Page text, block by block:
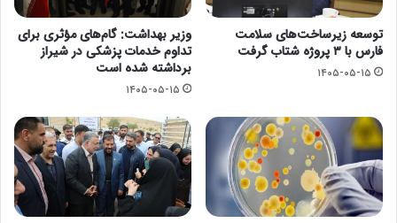
توسعه زیرساخت‌های سلامت
فارس با ۳ پروژه شتاب گرفت
۱۴۰۵-۰۵-۱۵
وزیر بهداشت: گام‌های مؤثری برای
تداوم خدمات پزشکی در شیراز
برداشته شده است
۱۴۰۵-۰۵-۱۵